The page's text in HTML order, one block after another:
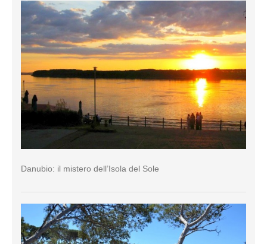
Danubio: il mistero dell’Isola del Sole